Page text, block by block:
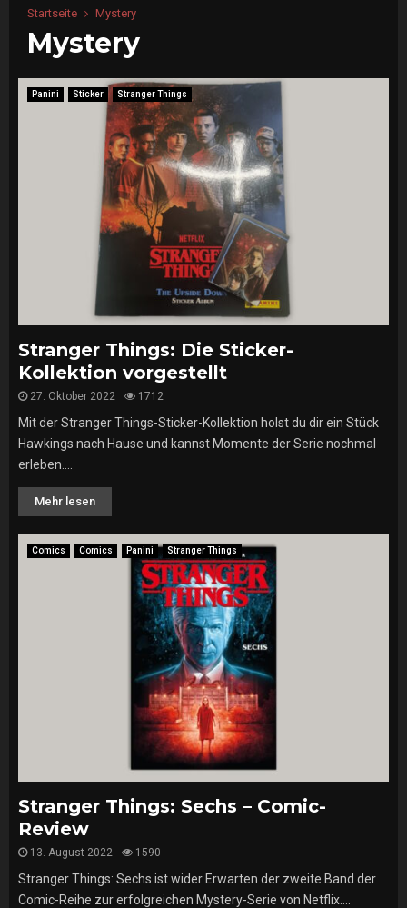
Startseite Mystery
Mystery
Panini Sticker Stranger Things
Stranger Things: Die Sticker-
Kollektion vorgestellt
27. Oktober 2022 1712
Mit der Stranger Things-Sticker-Kollektion holst du dir ein Stück
Hawkings nach Hause und kannst Momente der Serie nochmal
erleben....
Mehr lesen
Comics Comics Panini Stranger Things
Stranger Things: Sechs – Comic-
Review
13. August 2022 1590
Stranger Things: Sechs ist wider Erwarten der zweite Band der
Comic-Reihe zur erfolgreichen Mystery-Serie von Netflix....